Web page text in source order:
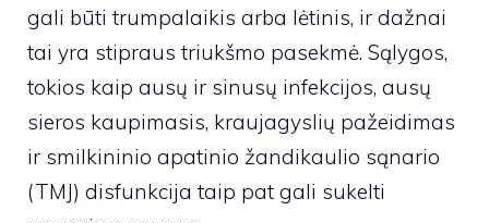
gali būti trumpalaikis arba lėtinis, ir dažnai
tai yra stipraus triukšmo pasekmė. Sąlygos,
tokios kaip ausų ir sinusų infekcijos, ausų
sieros kaupimasis, kraujagyslių pažeidimas
ir smilkininio apatinio žandikaulio sąnario
(TMJ) disfunkcija taip pat gali sukelti